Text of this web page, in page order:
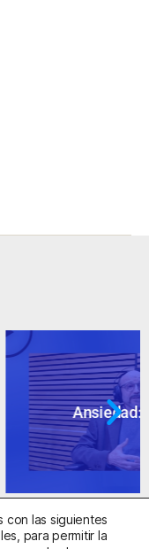
con las siguientes
para permitir la